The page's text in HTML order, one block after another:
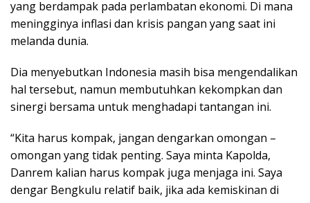
yang berdampak pada perlambatan ekonomi. Di mana
meningginya inflasi dan krisis pangan yang saat ini
melanda dunia.
Dia menyebutkan Indonesia masih bisa mengendalikan
hal tersebut, namun membutuhkan kekompkan dan
sinergi bersama untuk menghadapi tantangan ini.
“Kita harus kompak, jangan dengarkan omongan –
omongan yang tidak penting. Saya minta Kapolda,
Danrem kalian harus kompak juga menjaga ini. Saya
dengar Bengkulu relatif baik, jika ada kemiskinan di